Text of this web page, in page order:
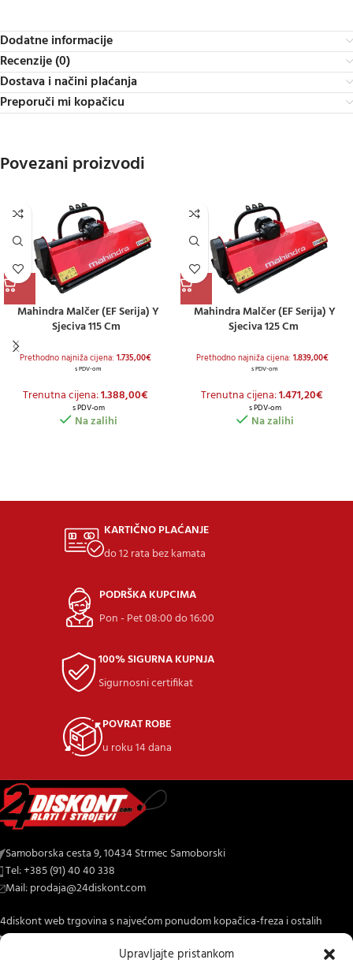
Upravljajte pristankom
Dodatne informacije
Recenzije (0)
Dostava i načini plaćanja
Preporuči mi kopačicu
Povezani proizvodi
Mahindra Malčer (EF Serija) Y
Sjeciva 115 Cm
Prethodno najniža cijena: 1.735,00€
s PDV-om
Trenutna cijena:1.388,00€
s PDV-om
Na zalihi
Mahindra Malčer (EF Serija) Y
Sjeciva 125 Cm
Prethodno najniža cijena: 1.839,00€
s PDV-om
Trenutna cijena:1.471,20€
s PDV-om
Na zalihi
KARTIČNO PLAĆANJE
do 12 rata bez kamata
PODRŠKA KUPCIMA
Pon - Pet 08:00 do 16:00
100% SIGURNA KUPNJA
Sigurnosni certifikat
POVRAT ROBE
u roku 14 dana
Samoborska cesta 9, 10434 Strmec Samoborski
Tel: +385 (91) 40 40 338
Mail: prodaja@24diskont.com
web trgovina s najvećom ponudom kopačica-freza i ostalih
za dom i vrt.